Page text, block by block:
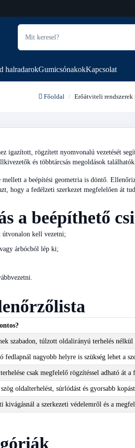
halradarokGumicsónakokKapcsolat
Főoldal Erőátviteli
igazított, rögzített nyomvonalú vezetését
és többtárcsás megoldások találhatók.
mellett a beépítési geometria is döntő.
hogy a fedélzeti szerkezet megfelelően át
a beépíthető
útvonalon kell vezetni;
árbócból lép ki;
szabadon, túlzott oldalirányú terhelés
fedlapnál nagyobb helyre is szükség lehet a
csak megfelelő rögzítéssel adható át a
oldalterhelést, súrlódást és gyorsabb
kivágásnál a szerkezeti védelemről és a